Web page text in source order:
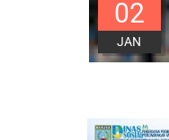
02
JAN